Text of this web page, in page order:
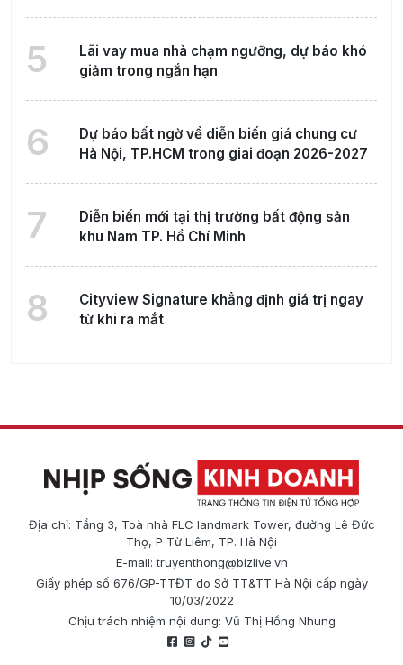
5
Lãi vay mua nhà chạm ngưỡng, dự báo khó
giảm trong ngắn hạn
6
Dự báo bất ngờ về diễn biến giá chung cư
Hà Nội, TP.HCM trong giai đoạn 2026-2027
7
Diễn biến mới tại thị trường bất động sản
khu Nam TP. Hồ Chí Minh
8
Cityview Signature khẳng định giá trị ngay
từ khi ra mắt
Địa chỉ: Tầng 3, Toà nhà FLC landmark Tower, đường Lê Đức
Thọ, P Từ Liêm, TP. Hà Nội
E-mail:truyenthong@bizlive.vn
Giấy phép số 676/GP-TTĐT do Sở TT&TT Hà Nội cấp ngày
10/03/2022
Chịu trách nhiệm nội dung: Vũ Thị Hồng Nhung